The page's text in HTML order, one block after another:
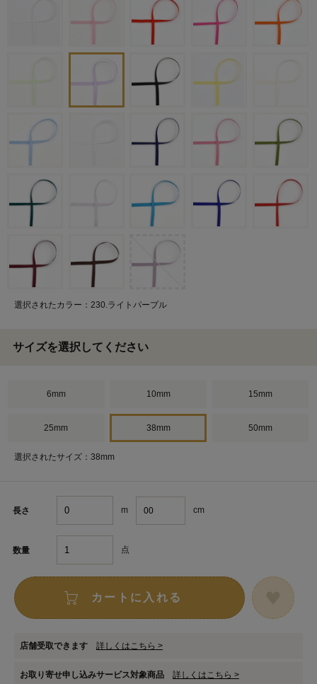
選択されたカラー：230.ライトパープル
サイズを選択してください
6mm 10mm 15mm
25mm 38mm 50mm
選択されたサイズ：38mm
長さ m cm
数量 点
カートに入れる
店舗受取できます 詳しくはこちら >
お取り寄せ申し込みサービス対象商品 詳しくはこちら >